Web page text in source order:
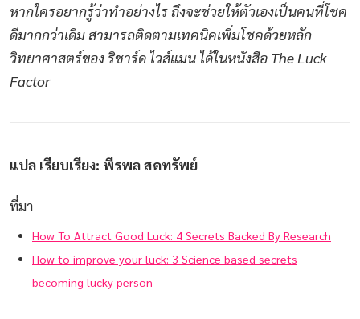
หากใครอยากรู้ว่าทำอย่างไร ถึงจะช่วยให้ตัวเองเป็นคนที่โชค
ดีมากกว่าเดิม สามารถติดตามเทคนิคเพิ่มโชคด้วยหลัก
วิทยาศาสตร์ของ ริชาร์ด ไวส์แมน ได้ในหนังสือ The Luck
Factor
แปล เรียบเรียง: พีรพล สดทรัพย์
ที่มา
How To Attract Good Luck: 4 Secrets Backed By Research
How to improve your luck: 3 Science based secrets
becoming lucky person